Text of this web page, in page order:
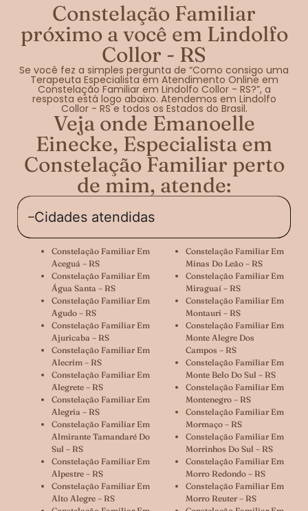
Constelação Familiar
próximo a você em Lindolfo
Collor - RS
Se você fez a simples pergunta de “Como consigo uma
Terapeuta Especialista em Atendimento Online em
Constelação Familiar em Lindolfo Collor - RS?”, a
resposta está logo abaixo. Atendemos em Lindolfo
Collor - RS e todos os Estados do Brasil.
Veja onde Emanoelle
Einecke, Especialista em
Constelação Familiar perto
de mim, atende:
Cidades atendidas
Constelação Familiar Em
Aceguá – RS
Constelação Familiar Em
Água Santa – RS
Constelação Familiar Em
Agudo – RS
Constelação Familiar Em
Ajuricaba – RS
Constelação Familiar Em
Alecrim – RS
Constelação Familiar Em
Alegrete – RS
Constelação Familiar Em
Alegria – RS
Constelação Familiar Em
Almirante Tamandaré Do
Sul – RS
Constelação Familiar Em
Alpestre – RS
Constelação Familiar Em
Alto Alegre – RS
Constelação Familiar Em
Minas Do Leão – RS
Constelação Familiar Em
Miraguaí – RS
Constelação Familiar Em
Montauri – RS
Constelação Familiar Em
Monte Alegre Dos
Campos – RS
Constelação Familiar Em
Monte Belo Do Sul – RS
Constelação Familiar Em
Montenegro – RS
Constelação Familiar Em
Mormaço – RS
Constelação Familiar Em
Morrinhos Do Sul – RS
Constelação Familiar Em
Morro Redondo – RS
Constelação Familiar Em
Morro Reuter – RS